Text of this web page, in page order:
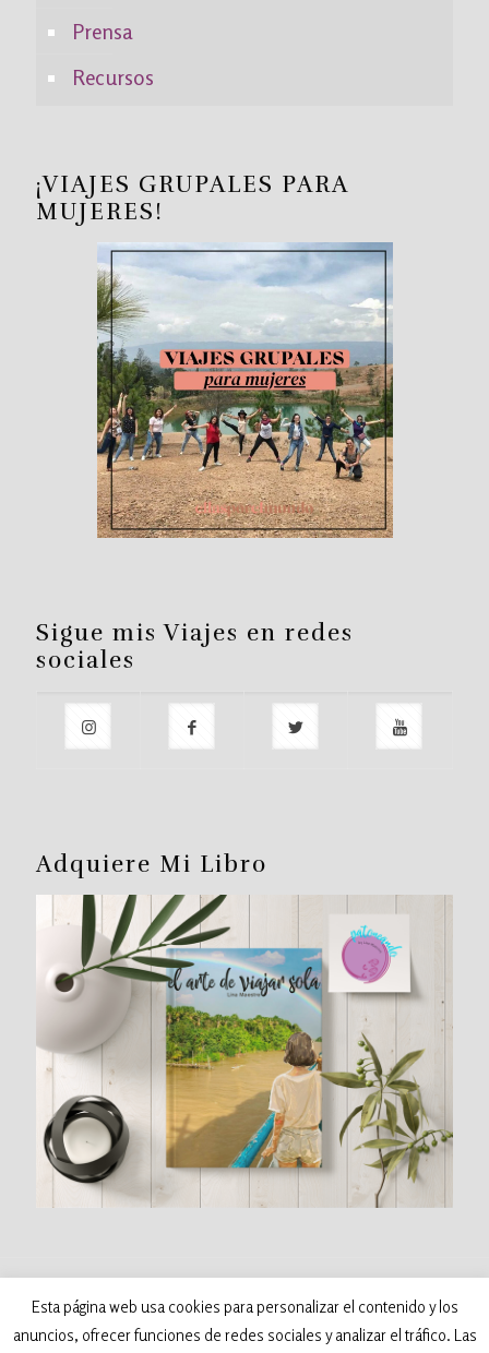
Prensa
Recursos
¡VIAJES GRUPALES PARA
MUJERES!
Sigue mis Viajes en redes
sociales
Adquiere Mi Libro
©2026 Patoneando - Blog de viajes. Todos los
derechos reservados. Desarrollado por:
Esta página web usa cookies para personalizar el contenido y los
anuncios, ofrecer funciones de redes sociales y analizar el tráfico. Las